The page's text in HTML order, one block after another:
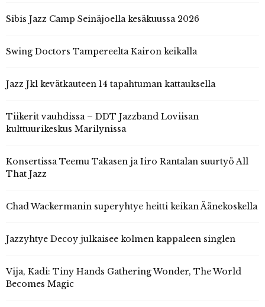
Sibis Jazz Camp Seinäjoella kesäkuussa 2026
Swing Doctors Tampereelta Kairon keikalla
Jazz Jkl kevätkauteen 14 tapahtuman kattauksella
Tiikerit vauhdissa – DDT Jazzband Loviisan
kulttuurikeskus Marilynissa
Konsertissa Teemu Takasen ja Iiro Rantalan suurtyö All
That Jazz
Chad Wackermanin superyhtye heitti keikan Äänekoskella
Jazzyhtye Decoy julkaisee kolmen kappaleen singlen
Vija, Kadi: Tiny Hands Gathering Wonder, The World
Becomes Magic